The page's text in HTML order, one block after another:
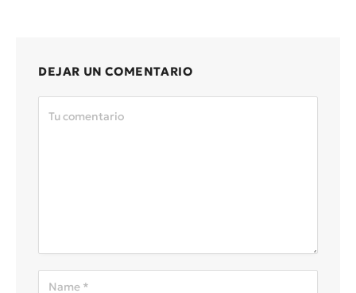
DEJAR UN COMENTARIO